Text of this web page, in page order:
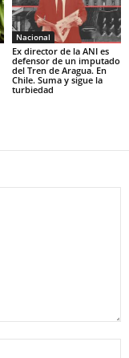
Nacional
Ex director de la ANI es
defensor de un imputado
del Tren de Aragua. En
Chile. Suma y sigue la
turbiedad